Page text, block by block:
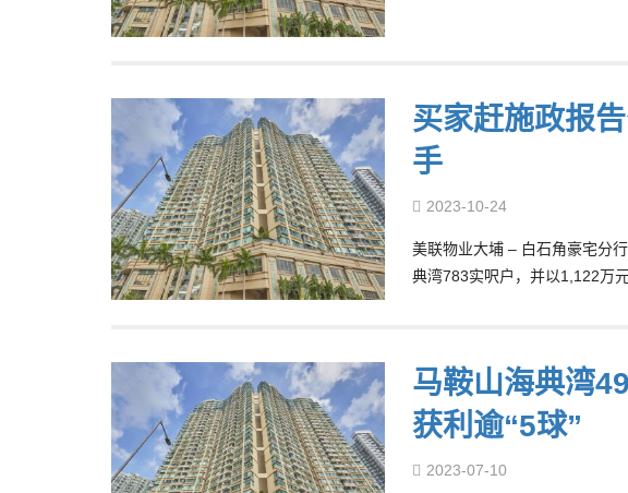
买家赶施政报
手
2023-10-24
美联物业大埔 – 白石角豪宅分
典湾783实呎户，并以1,122万
马鞍山海典湾
获利逾“5球”
2023-07-10